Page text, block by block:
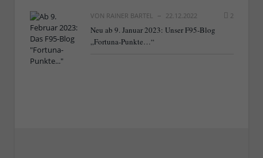
VON RAINER BARTEL 22.12.2022 2
Neu ab 9. Januar 2023: Unser F95-Blog
„Fortuna-Punkte…“